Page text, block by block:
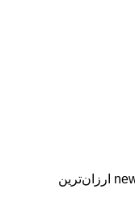
ارزان‌ترین